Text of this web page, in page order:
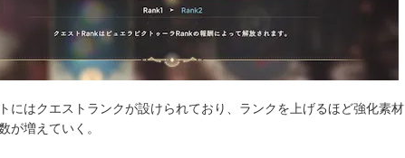
にはクエストランクが設けられており、ランクを上げるほど強化素材
が増えていく。